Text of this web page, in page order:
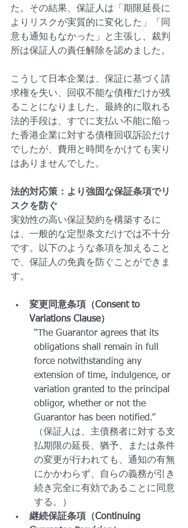
た。その結果、保証人は「期限延長に
よりリスクが実質的に変化した」「同
意も通知もなかった」と主張し、裁判
所は保証人の責任解除を認めました。
こうして日本企業は、保証に基づく請
求権を失い、回収不能な債権だけが残
ることになりました。最終的に取れる
法的手段は、すでに支払い不能に陥っ
た香港企業に対する債権回収訴訟だけ
でしたが、費用と時間をかけても実り
はありませんでした。
法的対応策：より強固な保証条項でリ
スクを防ぐ
実効性の高い保証契約を構築するに
は、一般的な定型条文だけでは不十分
です。以下のような条項を加えること
で、保証人の免責を防ぐことができま
す。
変更同意条項（Consent to
Variations Clause）
“The Guarantor agrees that its
obligations shall remain in full
force notwithstanding any
extension of time, indulgence, or
variation granted to the principal
obligor, whether or not the
Guarantor has been notified.”
（保証人は、主債務者に対する支
払期限の延長、猶予、または条件
の変更が行われても、通知の有無
にかかわらず、自らの義務が引き
続き完全に有効であることに同意
する。）
継続保証条項（Continuing